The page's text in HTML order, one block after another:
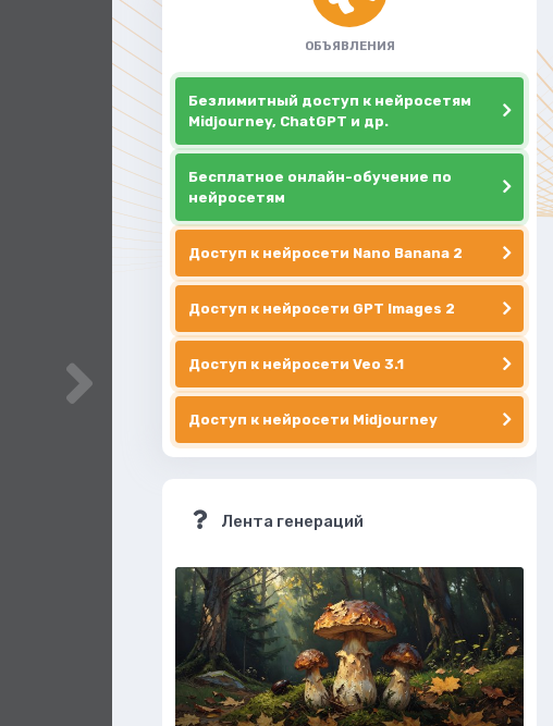
ОБЪЯВЛЕНИЯ
Безлимитный доступ к нейросетям
Midjourney, ChatGPT и др.
Бесплатное онлайн-обучение по
нейросетям
Доступ к нейросети Nano Banana 2
Доступ к нейросети GPT Images 2
Доступ к нейросети Veo 3.1
Доступ к нейросети Midjourney
Лента генераций